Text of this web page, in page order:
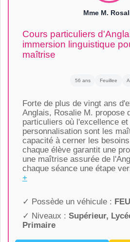
Mme M.
Cours particuliers
immersion linguistique
maîtrise
56 ans Feuillee
Forte de plus de vingt ans
Anglais, Rosalie M. propose
particuliers où l'excellence et
personnalisation sont les
capacité à cerner les
chaque élève garantit une
une maîtrise assurée de
chaque séance une étape
+
✓ Possède un véhicule :
✓ Niveaux : Supérieur,
Primaire